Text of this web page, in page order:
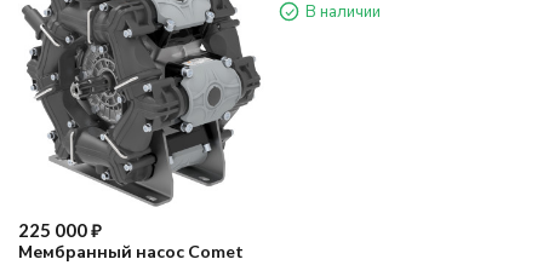
225 000₽
Мембранный насос Comet
полый вал 32 мм)
В наличии